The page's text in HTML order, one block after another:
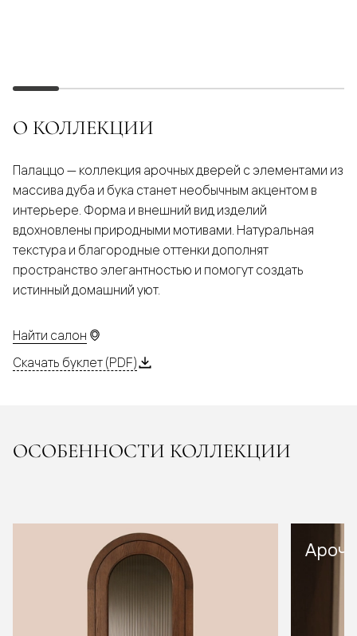
О КОЛЛЕКЦИИ
Палаццо — коллекция арочных дверей с элементами из
массива дуба и бука станет необычным акцентом в
интерьере. Форма и внешний вид изделий
вдохновлены природными мотивами. Натуральная
текстура и благородные оттенки дополнят
пространство элегантностью и помогут создать
истинный домашний уют.
Найти салон
Скачать буклет (PDF)
ОСОБЕННОСТИ КОЛЛЕКЦИИ